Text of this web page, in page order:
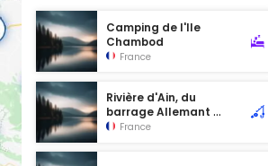
Camping de l'Ile
Chambod
France
Rivière d'Ain, du
barrage Allemant à
Merpuis
France